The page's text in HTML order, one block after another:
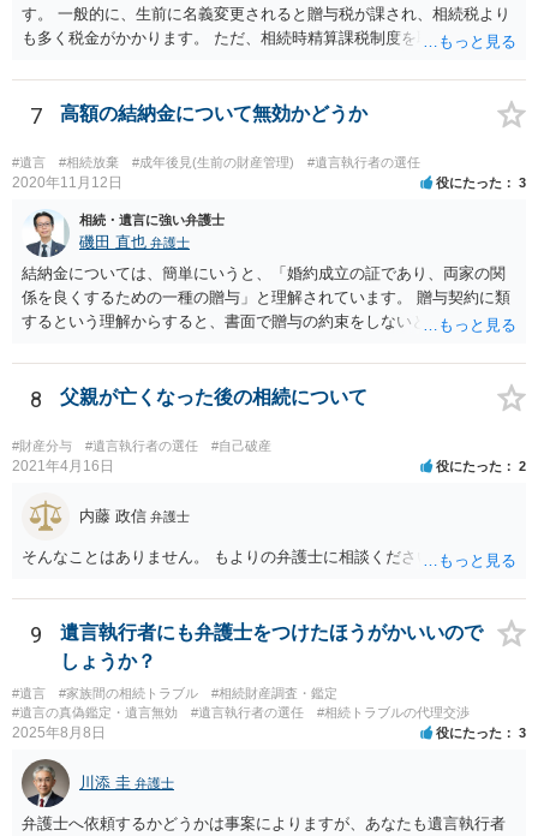
す。 一般的に、生前に名義変更されると贈与税が課され、相続税より
も多く税金がかかります。 ただ、相続時精算課税制度を取れば、実質
ういう場合にどれくらい税金がかかるか計算してもらって どういう方
針を取るか決められたらよいと思います。
7 高額の結納金について無効かどうか
#遺言 #相続放棄 #成年後見(生前の財産管理) #遺言執行者の選任
2020年11月12日 役にたった 3
相続・遺言に強い弁護士
磯田 直也 弁護士
結納金については、簡単にいうと、「婚約成立の証であり、両家の関
係を良くするための一種の贈与」と理解されています。 贈与契約に類
するという理解からすると、書面で贈与の約束をしないと相手方は支
ことは困難です。 くれぐれも今後お気をつけください。 弁護士に対応
を依頼されるのも悪くはありませんが、感情的な理由が強いと思いま
8 父親が亡くなった後の相続について
#財産分与 #遺言執行者の選任 #自己破産
2021年4月16日 役にたった 2
内藤 政信 弁護士
そんなことはありません。 もよりの弁護士に相談ください。
9
遺言執行者にも弁護士をつけたほうがかいいので
しょうか？
#遺言 #家族間の相続トラブル
#相続財産調査・鑑定
#遺言の真偽鑑定・遺言無効
#遺言執行者の選任 #相続トラブルの代理交渉
2025年8月8日 役にたった 3
川添 圭 弁護士
弁護士へ依頼するかどうかは事案によりますが、あなたも遺言執行者